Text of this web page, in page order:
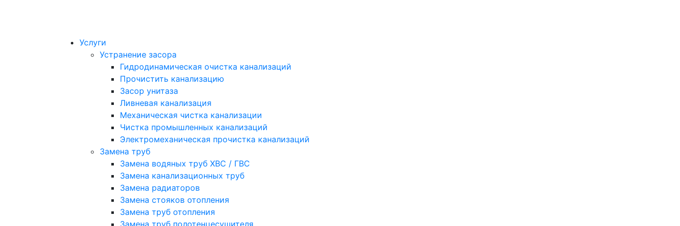
Услуги
Устранение засора
Гидродинамическая очистка канализаций
Прочистить канализацию
Засор унитаза
Ливневая канализация
Механическая чистка канализации
Чистка промышленных канализаций
Электромеханическая прочистка канализаций
Замена труб
Замена водяных труб ХВС / ГВС
Замена канализационных труб
Замена радиаторов
Замена стояков отопления
Замена труб отопления
Замена труб полотенцесушителя